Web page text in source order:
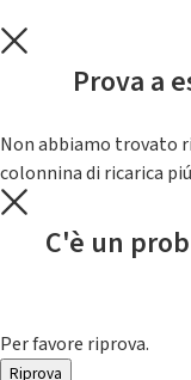
Prova a
Non abbiamo trovato
colonnina di ricarica
C'è un
Per favore riprova.
Riprova